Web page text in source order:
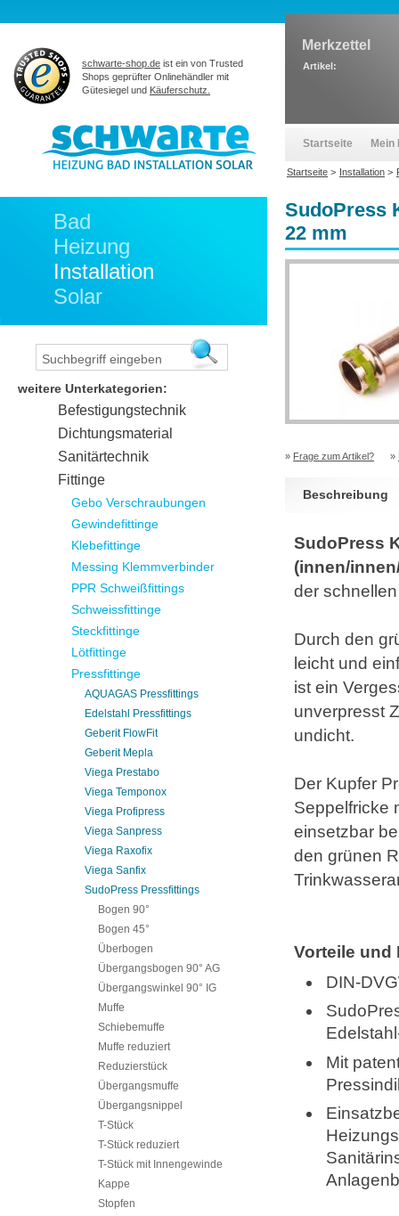
SudoPress
22 mm
» Frage zum Artikel? »
Beschreibung
SudoPress
(innen/
der
Durch den
leicht und
ist ein
unverpresst
undicht.
Der Kupfer
Seppelfricke
einsetzbar
den grünen
Vorteile und
DIN-
Mit
Bad
Heizung
Installation
Solar
weitere Unterkategorien:
Befestigungstechnik
Dichtungsmaterial
Sanitärtechnik
Fittinge
Gebo Verschraubungen
Gewindefittinge
Klebefittinge
Messing Klemmverbinder
PPR Schweißfittings
Schweissfittinge
Steckfittinge
Lötfittinge
Pressfittinge
AQUAGAS Pressfittings
Edelstahl Pressfittings
Geberit FlowFit
Geberit Mepla
Viega Prestabo
Viega Temponox
Viega Profipress
Viega Sanpress
Viega Raxofix
Viega Sanfix
SudoPress Pressfittings
Bogen 90°
Bogen 45°
Überbogen
Übergangsbogen 90° AG
Übergangswinkel 90° IG
Muffe
Schiebemuffe
Muffe reduziert
Reduzierstück
Übergangsmuffe
Übergangsnippel
T-Stück
T-Stück reduziert
T-Stück mit Innengewinde
Kappe
Stopfen
schwarte-shop.de ist ein von Trusted
Shops geprüfter Onlinehändler mit
Gütesiegel und Käuferschutz.
Merkzettel
Artikel:
Startseite Mein
Startseite > Installation >